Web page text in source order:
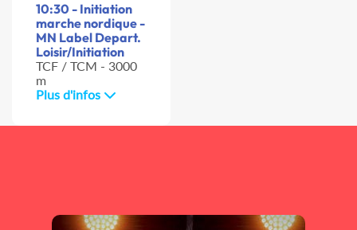
10:30 - Initiation
marche nordique -
MN Label Depart.
Loisir/Initiation
TCF / TCM - 3000
m
Plus d'infos